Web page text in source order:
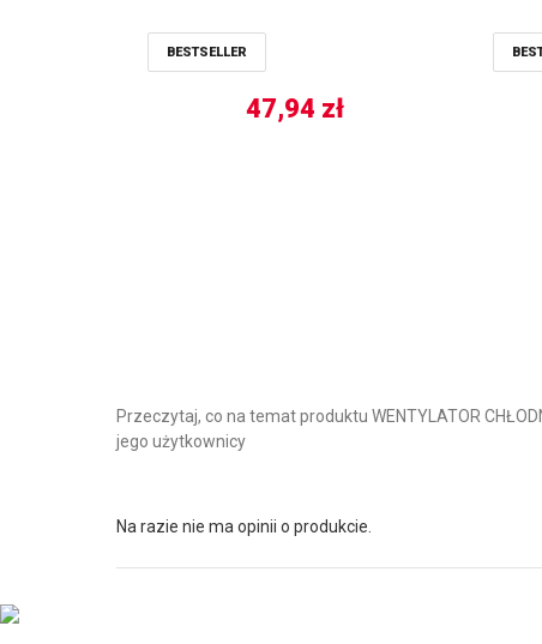
BESTSELLER
47,94 zł
Przeczytaj, co na temat produktu WENTYLATOR
jego użytkownicy
Na razie nie ma opinii o produkcie.